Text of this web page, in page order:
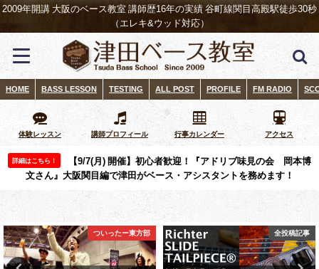
2009年開講 大阪のベース教室 講師歴16年の実績 谷町線関目高殿駅徒歩30秒
（エレキ&ウッド対応）
HOME BASS LESSON TESTING ALL POST PROFILE FM RADIO
体験レッスン 講師プロフィール 行事カレンダー アクセス
詳細はこちら！
【9/7(月) 開催】初心者歓迎！『アドリブ味見の会 岡本博
文さん』大阪関目編で津田がベース・アシスタントを務めます！
ついったー東方部 全投稿記事